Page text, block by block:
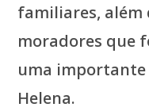
familiares, além
moradores que
uma
Helena.